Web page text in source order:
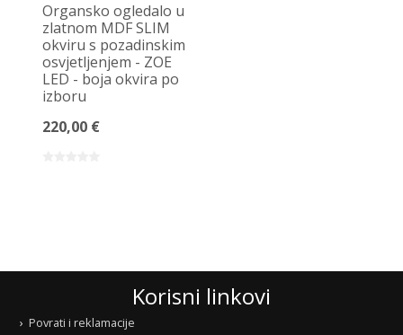
Organsko ogledalo u
zlatnom MDF SLIM
okviru s pozadinskim
osvjetljenjem - ZOE
LED - boja okvira po
izboru
220,00 €
Korisni linkovi
Povrati i reklamacije